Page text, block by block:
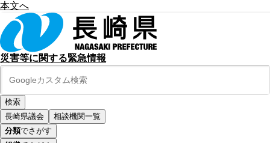
本文へ
災害等に関する緊急情報
長崎県議会
相談機関一覧
分類でさがす